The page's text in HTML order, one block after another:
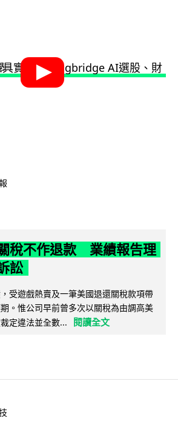
稅不作退款 業績報告理
訟
受遊戲熱賣及一筆美國退還關稅款項帶
。惟公司早前曾多次以關稅為由調高美
定違法並全數...
閱讀全文